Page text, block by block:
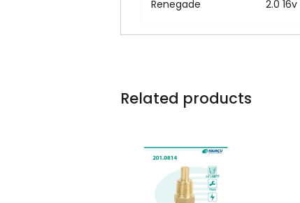
Renegade 2.0 16v
Related products